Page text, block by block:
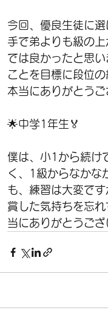
今回、優良生徒に
手で弟よりも級の
では良かったと思
ことを目標に段位
本当にありがとう
🌟中学1年生🏅
僕は、小1から続け
く、1級からなかな
も、練習は大変で
賞した気持ちを忘
当にありがとうご